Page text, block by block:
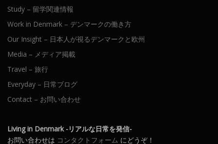
Study – 留学関連情報
Work in Denmark – デンマークの働き方
Our Insight – 日本人が視るデンマークと欧州
Media – メディア掲載
Travel – 旅行
Everyday – 日常ブログ
Contact – お問い合わせ
Living in Denmark -リアルな日常を発信-
お問い合わせは コンタクトフォーム にどうぞ！